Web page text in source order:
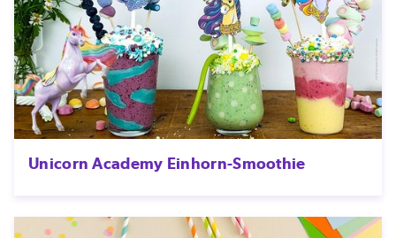
Unicorn Academy Einhorn-Smoothie